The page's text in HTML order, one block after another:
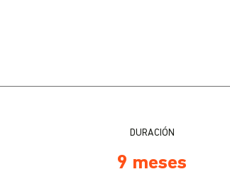
DURACIÓN
9 meses